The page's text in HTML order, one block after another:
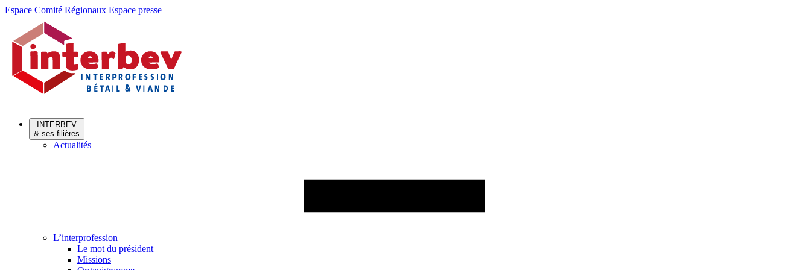
Aller
Aller
contenu
Espace Comité Régionaux Espace presse
INTERBEV
& ses filières
Actualités
L’interprofession
Le mot du président
Missions